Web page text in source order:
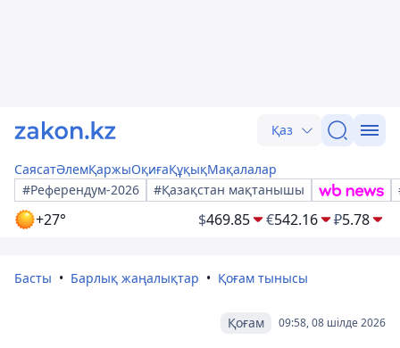
Қаз
СаясатӘлемҚаржыОқиғаҚұқықМақалалар
#Референдум-2026
#Қазақстан мақтанышы
+27° $469.85 €542.16 ₽5.78
Басты Барлық жаңалықтар Қоғам тынысы
09:58, 08 шілде 2026
Қоғам